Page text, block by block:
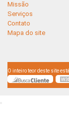
Missão
Serviços
Contato
Mapa do site
O inteiro teor deste site